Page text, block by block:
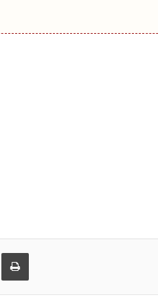
via Email Print